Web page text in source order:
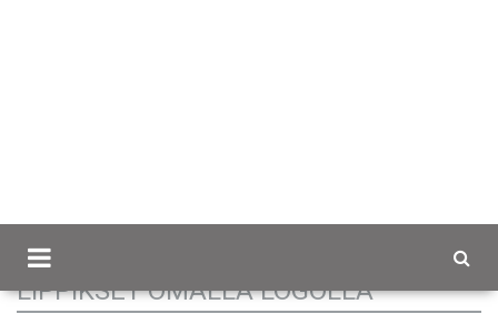
LIPPIKSET OMALLA LOGOLLA